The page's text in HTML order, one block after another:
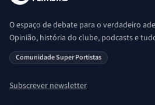
O espaço de debate para o verdadeiro
Opinião, história do clube, podcasts e
saber sobre o universo Porto. Ser Porto é
Comunidade Super Portistas
Subscrever newsletter